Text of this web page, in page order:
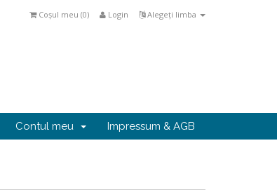
Alegeți limba
Login
Coșul meu (0)
Contul meu Impressum & AGB